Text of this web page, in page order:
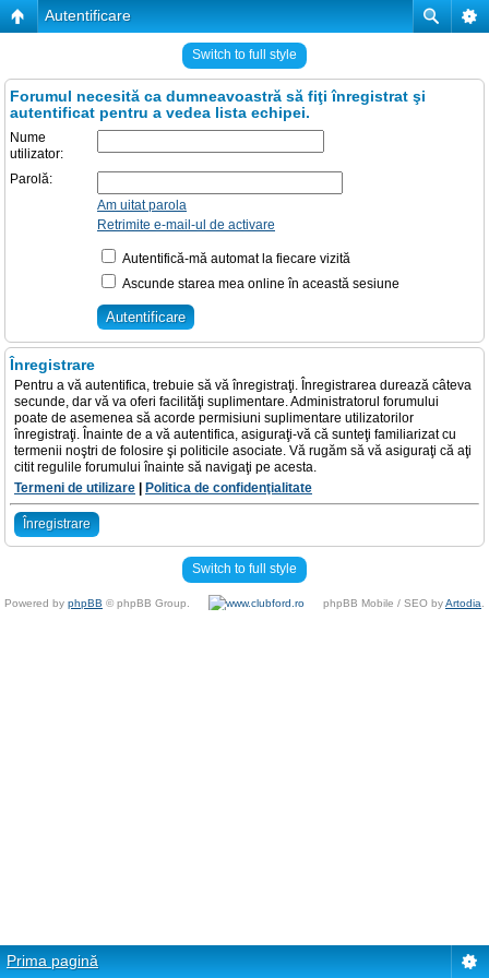
Autentificare
Switch to full style
Forumul necesită ca dumneavoastră să fiţi înregistrat şi
autentificat pentru a vedea lista echipei.
Nume
utilizator:
Parolă:
Am uitat parola
Retrimite e-mail-ul de activare
Autentifică-mă automat la fiecare vizită
Ascunde starea mea online în această sesiune
Înregistrare
Pentru a vă autentifica, trebuie să vă înregistraţi. Înregistrarea durează câteva
secunde, dar vă va oferi facilităţi suplimentare. Administratorul forumului
poate de asemenea să acorde permisiuni suplimentare utilizatorilor
înregistraţi. Înainte de a vă autentifica, asiguraţi-vă că sunteţi familiarizat cu
termenii noştri de folosire şi politicile asociate. Vă rugăm să vă asiguraţi că aţi
citit regulile forumului înainte să navigaţi pe acesta.
Termeni de utilizare
Politica de confidenţialitate
Înregistrare
Switch to full style
Powered by phpBB © phpBB Group. phpBB Mobile / SEO byArtodia
Prima pagină